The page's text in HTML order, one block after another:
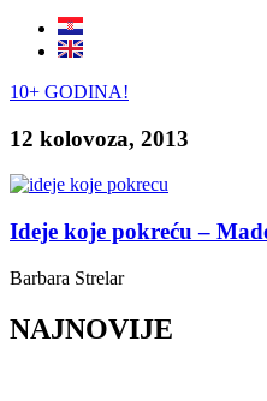
10+ GODINA!
12 kolovoza, 2013
Ideje koje pokreću –
Barbara Strelar
NAJNOVIJE